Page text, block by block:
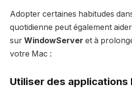
Adopter certaines habitudes
quotidienne peut également
sur WindowServer et à
votre Mac :
Utiliser des applications